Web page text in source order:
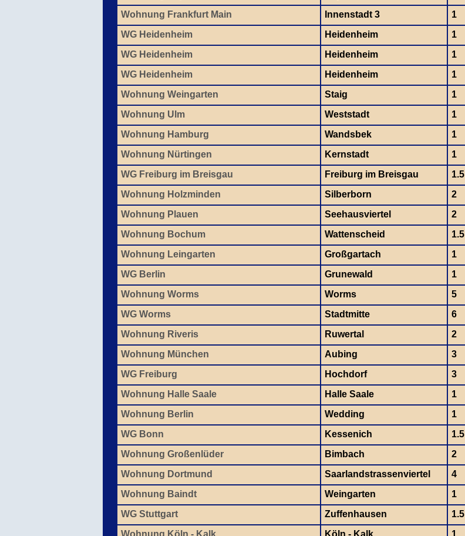
Wohnung Frankfurt Main
Innenstadt 3 1
WG Heidenheim
Heidenheim 1
WG Heidenheim
Heidenheim 1
WG Heidenheim
Heidenheim 1
Wohnung Weingarten
Staig 1
Wohnung Ulm
Weststadt 1
Wohnung Hamburg
Wandsbek 1
Wohnung Nürtingen
Kernstadt 1
WG Freiburg im Breisgau
Freiburg im Breisgau 1.5
Wohnung Holzminden
Silberborn 2
Wohnung Plauen
Seehausviertel 2
Wohnung Bochum
Wattenscheid 1.5
Wohnung Leingarten
Großgartach 1
WG Berlin
Grunewald 1
Wohnung Worms
Worms 5
WG Worms
Stadtmitte 6
Wohnung Riveris
Ruwertal 2
Wohnung München
Aubing 3
WG Freiburg
Hochdorf 3
Wohnung Halle Saale
Halle Saale 1
Wohnung Berlin
Wedding 1
WG Bonn
Kessenich 1.5
Wohnung Großenlüder
Bimbach 2
Wohnung Dortmund
Saarlandstrassenviertel 4
Wohnung Baindt
Weingarten 1
WG Stuttgart
Zuffenhausen 1.5
Wohnung Köln - Kalk
Köln - Kalk 1